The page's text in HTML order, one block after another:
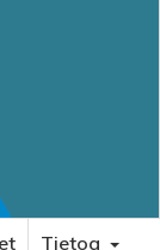
Tietoa